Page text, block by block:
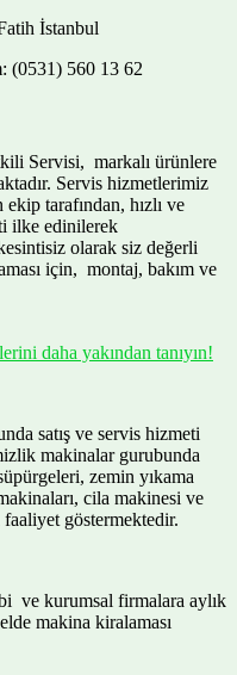
İstanbul
(0531) 560 13 62
Servisi, markalı ürünlere
Servis hizmetlerimiz
tarafından, hızlı ve
ilke edinilerek
olarak siz değerli
için, montaj, bakım ve
daha yakından tanıyın!
satış ve servis hizmeti
makinalar gurubunda
zemin yıkama
cila makinesi ve
faaliyet göstermektedir.
ve kurumsal firmalara aylık
makina kiralaması